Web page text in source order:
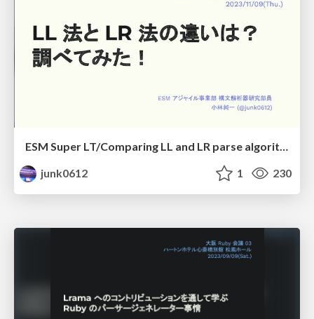
ESM Super LT/Comparing LL and LR parse algorithm
junk0612
1 230